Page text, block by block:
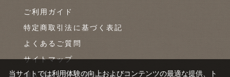
ご利用ガイド
特定商取引法に基づく表記
よくあるご質問
サイトマップ
個人情報の取り扱いについて
当サイトでは利用体験の向上およびコンテンツの最適な提供、ト